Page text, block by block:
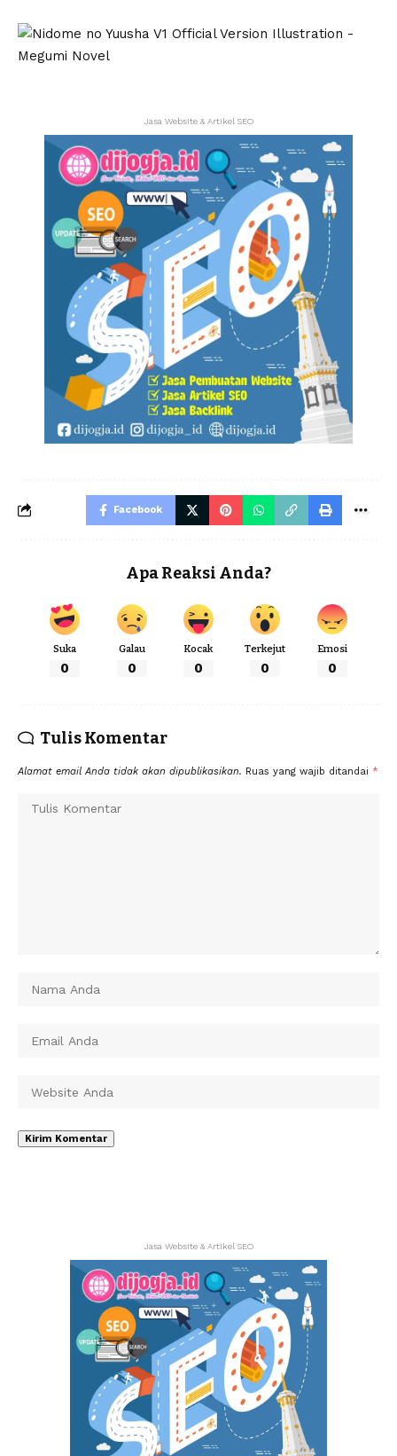
Jasa Website & Artikel SEO
Facebook
Apa Reaksi Anda?
Suka
0
Galau
0
Kocak
0
Terkejut
0
Emosi
0
Tulis Komentar
Alamat email Anda tidak akan dipublikasikan. Ruas yang wajib ditandai *
Jasa Website & Artikel SEO